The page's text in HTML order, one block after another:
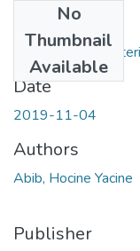
No
Thumbnail
Available
Date
2019-11-04
Authors
Abib, Hocine Yacine
Publisher